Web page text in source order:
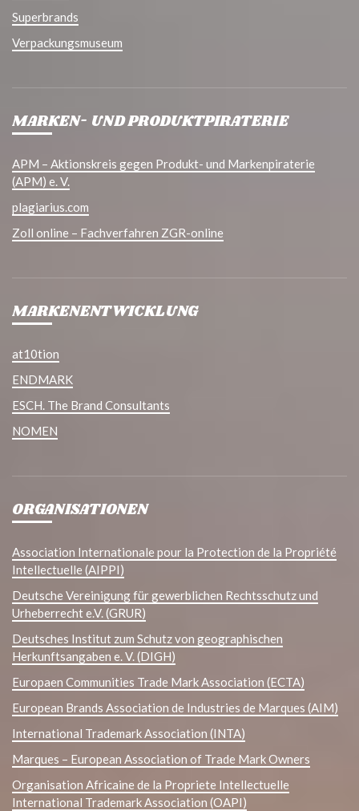
Superbrands
Verpackungsmuseum
MARKEN- UND PRODUKTPIRATERIE
APM – Aktionskreis gegen Produkt- und Markenpiraterie
(APM) e. V.
plagiarius.com
Zoll online – Fachverfahren ZGR-online
MARKENENTWICKLUNG
at10tion
ENDMARK
ESCH. The Brand Consultants
NOMEN
ORGANISATIONEN
Association Internationale pour la Protection de la Propriété
Intellectuelle (AIPPI)
Deutsche Vereinigung für gewerblichen Rechtsschutz und
Urheberrecht e.V. (GRUR)
Deutsches Institut zum Schutz von geographischen
Herkunftsangaben e. V. (DIGH)
Europaen Communities Trade Mark Association (ECTA)
European Brands Association de Industries de Marques (AIM)
International Trademark Association (INTA)
Marques – European Association of Trade Mark Owners
Organisation Africaine de la Propriete Intellectuelle
International Trademark Association (OAPI)